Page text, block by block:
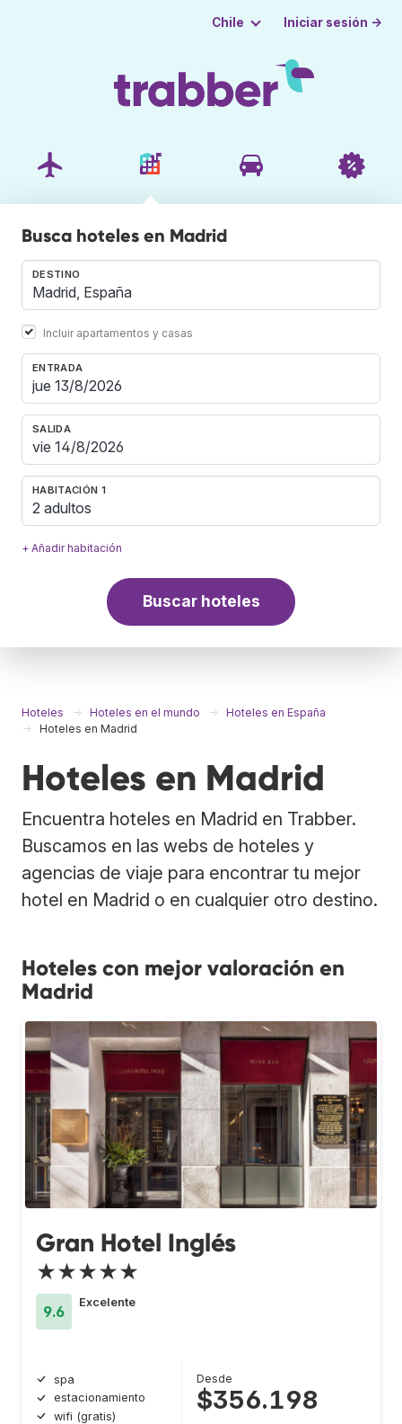
Chile Iniciar sesión →
Busca hoteles en Madrid
DESTINO
Incluir apartamentos y casas
ENTRADA
SALIDA
HABITACIÓN 1
2 adultos
+ Añadir habitación
Buscar hoteles
Hoteles Hoteles en el mundo
Hoteles en España
Hoteles en Madrid
Hoteles en Madrid
Encuentra hoteles en Madrid en Trabber.
Buscamos en las webs de hoteles y
agencias de viaje para encontrar tu mejor
hotel en Madrid o en cualquier otro destino.
Hoteles con mejor valoración en
Madrid
Gran Hotel Inglés
★★★★★
9.6
Excelente
spa
estacionamiento
wifi (gratis)
Desde
$356.198